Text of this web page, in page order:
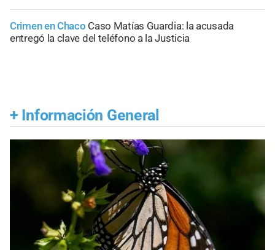
Crimen en Chaco Caso Matías Guardia: la acusada
entregó la clave del teléfono a la Justicia
+ Información General